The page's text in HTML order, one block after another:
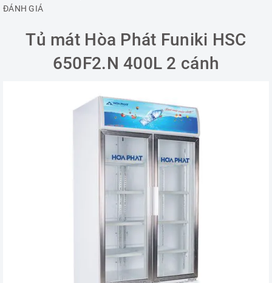
ĐÁNH GIÁ
Tủ mát Hòa Phát Funiki HSC
650F2.N 400L 2 cánh